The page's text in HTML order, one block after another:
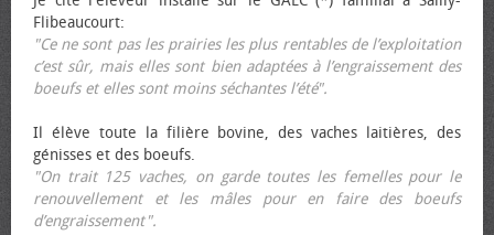
Flibeaucourt:
"Ce ne sont pas les prairies les plus rentables de l’exploitation
c’est sûr, mais elles sont bien adaptées à l’engraissement des
bœufs et elles sont moins séchantes l’été".
Il élève toute la filière bovine, des vaches laitières, des
génisses et des bœufs.
"On trait 125 vaches, on garde toutes les femelles pour le
renouvellement et les mâles pour en faire des bœufs
d’engraissement".